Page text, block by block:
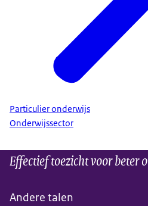
Particulier onderwijs
Onderwijssector
Effectief toezicht voor beter
Andere talen